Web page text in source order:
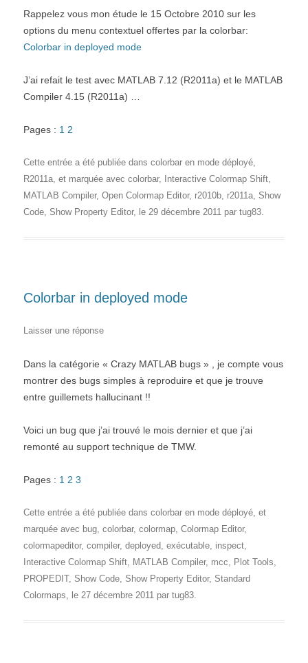
Rappelez vous mon étude le 15 Octobre 2010 sur les
options du menu contextuel offertes par la colorbar:
Colorbar in deployed mode
J’ai refait le test avec MATLAB 7.12 (R2011a) et le MATLAB
Compiler 4.15 (R2011a) …
Pages : 1 2
Cette entrée a été publiée dans colorbar en mode déployé,
R2011a, et marquée avec colorbar, Interactive Colormap Shift,
MATLAB Compiler, Open Colormap Editor, r2010b, r2011a, Show
Code, Show Property Editor, le 29 décembre 2011 par tug83.
Colorbar in deployed mode
Laisser une réponse
Dans la catégorie « Crazy MATLAB bugs » , je compte vous
montrer des bugs simples à reproduire et que je trouve
entre guillemets hallucinant !!
Voici un bug que j’ai trouvé le mois dernier et que j’ai
remonté au support technique de TMW.
Pages : 1 2 3
Cette entrée a été publiée dans colorbar en mode déployé, et
marquée avec bug, colorbar, colormap, Colormap Editor,
colormapeditor, compiler, deployed, exécutable, inspect,
Interactive Colormap Shift, MATLAB Compiler, mcc, Plot Tools,
PROPEDIT, Show Code, Show Property Editor, Standard
Colormaps, le 27 décembre 2011 par tug83.